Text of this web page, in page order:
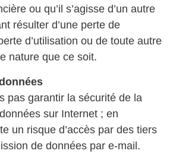
ou qu’il s’agisse d’un autre
résulter d’une perte de
d’utilisation ou de toute autre
nature que ce soit.
pas garantir la sécurité de la
sur Internet ; en
un risque d’accès par des tiers
de données par e-mail.